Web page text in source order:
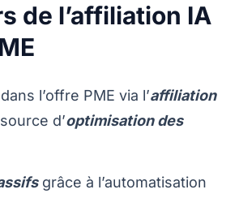
de l’affiliation IA
l’offre PME via l’affiliation
d’optimisation des
grâce à l’automatisation